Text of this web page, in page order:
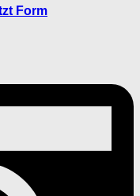
Form